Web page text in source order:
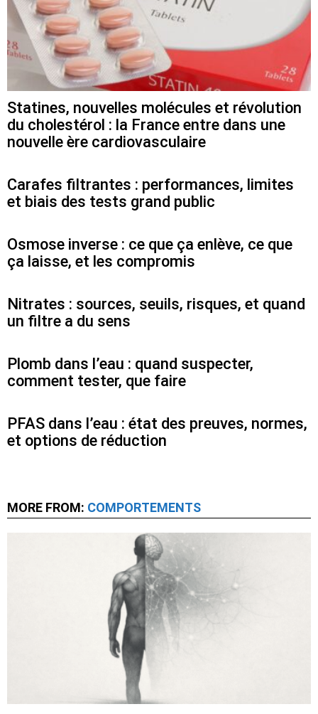
Statines, nouvelles molécules et révolution
du cholestérol : la France entre dans une
nouvelle ère cardiovasculaire
Carafes filtrantes : performances, limites
et biais des tests grand public
Osmose inverse : ce que ça enlève, ce que
ça laisse, et les compromis
Nitrates : sources, seuils, risques, et quand
un filtre a du sens
Plomb dans l’eau : quand suspecter,
comment tester, que faire
PFAS dans l’eau : état des preuves, normes,
et options de réduction
MORE FROM: COMPORTEMENTS